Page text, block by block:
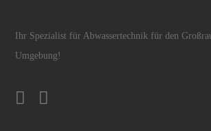
Ihr Spezialist für Abwassertechnik für den
Umgebung!